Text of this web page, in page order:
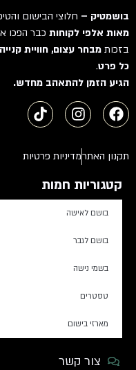
בושמטיק –חלוצי הבישום
מאות אלפי לקוחותכבר הפכו
בזכותמבחר עצום, חוויית
כל פרט.
הגיע הזמן להתאהב מחדש.
תקנון האתרמדיניות פרטיות
קטגוריות חמות
בושם לאישה
בושם לגבר
בשמי נישה
טסטרים
מארזי בישום
צור קשר